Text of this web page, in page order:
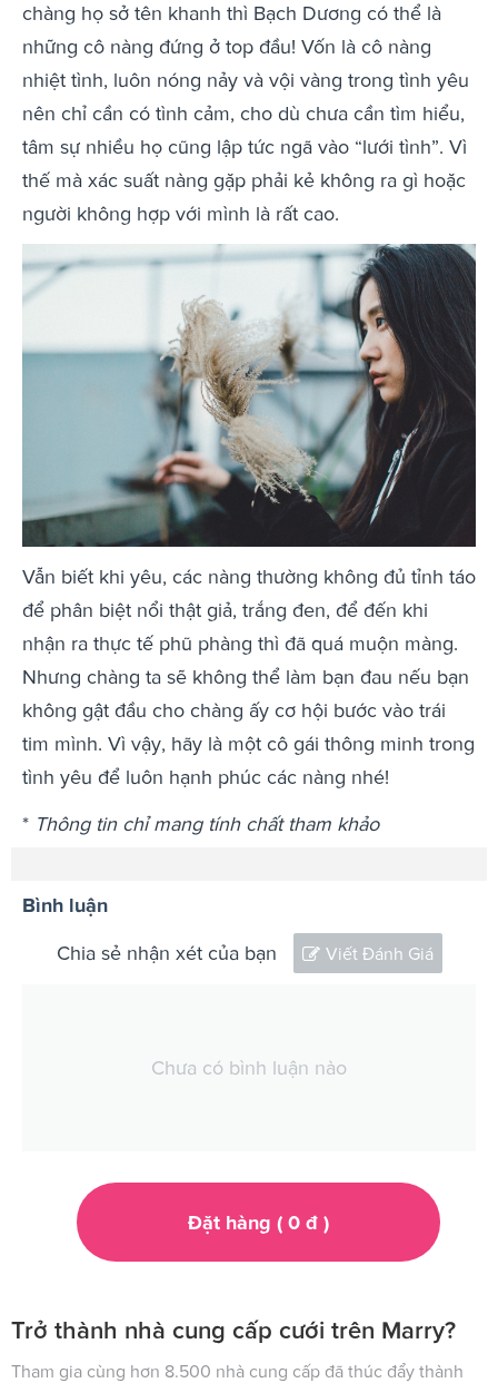
chàng họ sở tên khanh thì Bạch Dương có thể là
những cô nàng đứng ở top đầu! Vốn là cô nàng
nhiệt tình, luôn nóng nảy và vội vàng trong tình yêu
nên chỉ cần có tình cảm, cho dù chưa cần tìm hiểu,
tâm sự nhiều họ cũng lập tức ngã vào “lưới tình”. Vì
thế mà xác suất nàng gặp phải kẻ không ra gì hoặc
người không hợp với mình là rất cao.
Vẫn biết khi yêu, các nàng thường không đủ tỉnh táo
để phân biệt nổi thật giả, trắng đen, để đến khi
nhận ra thực tế phũ phàng thì đã quá muộn màng.
Nhưng chàng ta sẽ không thể làm bạn đau nếu bạn
không gật đầu cho chàng ấy cơ hội bước vào trái
tim mình. Vì vậy, hãy là một cô gái thông minh trong
tình yêu để luôn hạnh phúc các nàng nhé!
* Thông tin chỉ mang tính chất tham khảo
Bình luận
Chia sẻ nhận xét của bạn Viết Đánh Giá
Chưa có bình luận nào
Đặt hàng ( 0đ )
Trở thành nhà cung cấp cưới trên Marry?
Tham gia cùng hơn 8.500 nhà cung cấp đã thúc đẩy thành